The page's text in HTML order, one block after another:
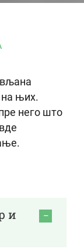
на њих.
него што
и